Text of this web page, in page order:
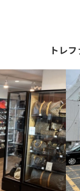
2020(308)
2019(534)
2018(648)
2017(475)
トレ